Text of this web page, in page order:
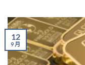
12
9 月